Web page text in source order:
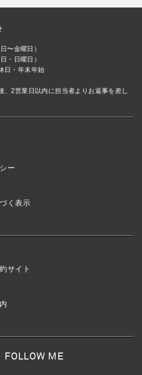
〜金曜日）
・日曜日）
日・年末年始
、2営業日以内に担当者よりお返事を差し
ー
く表示
サイト
FOLLOW ME